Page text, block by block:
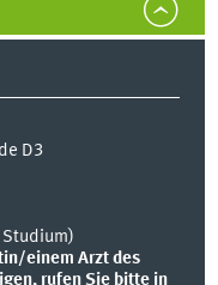
D3
einem Arzt des
rufen Sie bitte in